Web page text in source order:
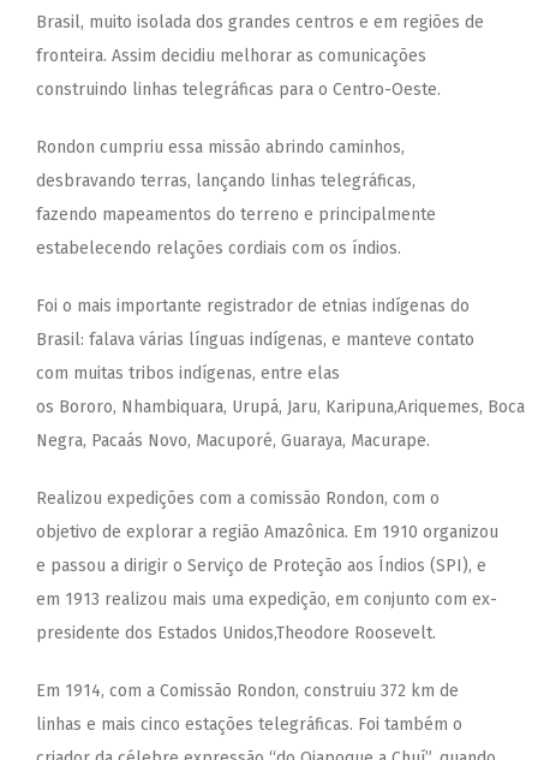
Brasil, muito isolada dos grandes centros e em regiões de
fronteira. Assim decidiu melhorar as comunicações
construindo linhas telegráficas para o Centro-Oeste.
Rondon cumpriu essa missão abrindo caminhos,
desbravando terras, lançando linhas telegráficas,
fazendo mapeamentos do terreno e principalmente
estabelecendo relações cordiais com os índios.
Foi o mais importante registrador de etnias indígenas do
Brasil: falava várias línguas indígenas, e manteve contato
com muitas tribos indígenas, entre elas
os Bororo, Nhambiquara, Urupá, Jaru, Karipuna,Ariquemes, Boca
Negra, Pacaás Novo, Macuporé, Guaraya, Macurape.
Realizou expedições com a comissão Rondon, com o
objetivo de explorar a região Amazônica. Em 1910 organizou
e passou a dirigir o Serviço de Proteção aos Índios (SPI), e
em 1913 realizou mais uma expedição, em conjunto com ex-
presidente dos Estados Unidos,Theodore Roosevelt.
Em 1914, com a Comissão Rondon, construiu 372 km de
linhas e mais cinco estações telegráficas. Foi também o